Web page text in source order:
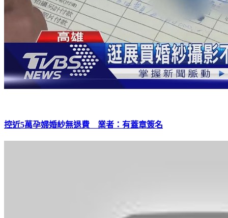
控近5萬孕婦婚紗無退費 業者：有蓋章簽名